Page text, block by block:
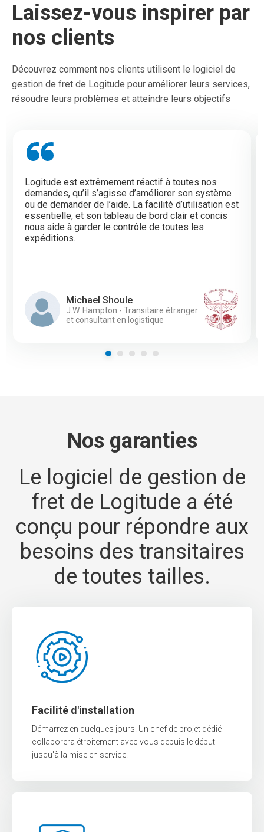
Laissez-vous inspirer par
nos clients
Découvrez comment nos clients utilisent le logiciel de
gestion de fret de Logitude pour améliorer leurs services,
résoudre leurs problèmes et atteindre leurs objectifs
Logitude est extrêmement réactif à toutes nos
demandes, qu’il s’agisse d’améliorer son système
ou de demander de l’aide. La facilité d’utilisation est
essentielle, et son tableau de bord clair et concis
nous aide à garder le contrôle de toutes les
expéditions.
Michael Shoule
J.W. Hampton - Transitaire étranger
et consultant en logistique
Nos garanties
Le logiciel de gestion de
fret de Logitude a été
conçu pour répondre aux
besoins des transitaires
de toutes tailles.
Facilité d'installation
Démarrez en quelques jours. Un chef de projet dédié
collaborera étroitement avec vous depuis le début
jusqu'à la mise en service.